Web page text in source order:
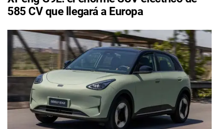
585 CV que llegará a Europa